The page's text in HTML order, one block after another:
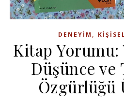
DENEYIM ,
Kitap Yorumu:
Düşünce ve
Özgürlüğü